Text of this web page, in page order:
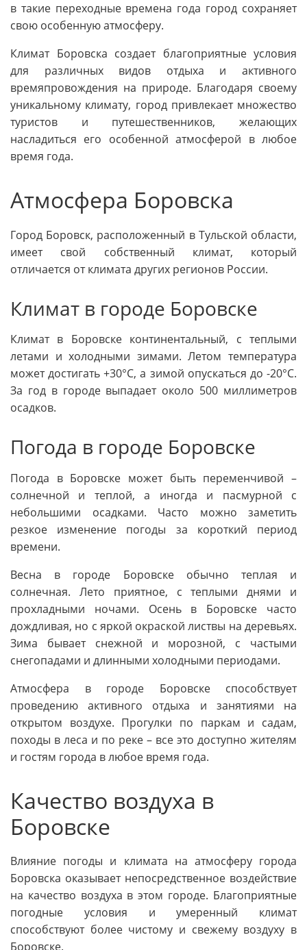
в такие переходные времена года город сохраняет
свою особенную атмосферу.
Климат Боровска создает благоприятные условия
для различных видов отдыха и активного
времяпровождения на природе. Благодаря своему
уникальному климату, город привлекает множество
туристов и путешественников, желающих
насладиться его особенной атмосферой в любое
время года.
Атмосфера Боровска
Город Боровск, расположенный в Тульской области,
имеет свой собственный климат, который
отличается от климата других регионов России.
Климат в городе Боровске
Климат в Боровске континентальный, с теплыми
летами и холодными зимами. Летом температура
может достигать +30°C, а зимой опускаться до -20°C.
За год в городе выпадает около 500 миллиметров
осадков.
Погода в городе Боровске
Погода в Боровске может быть переменчивой –
солнечной и теплой, а иногда и пасмурной с
небольшими осадками. Часто можно заметить
резкое изменение погоды за короткий период
времени.
Весна в городе Боровске обычно теплая и
солнечная. Лето приятное, с теплыми днями и
прохладными ночами. Осень в Боровске часто
дождливая, но с яркой окраской листвы на деревьях.
Зима бывает снежной и морозной, с частыми
снегопадами и длинными холодными периодами.
Атмосфера в городе Боровске способствует
проведению активного отдыха и занятиями на
открытом воздухе. Прогулки по паркам и садам,
походы в леса и по реке – все это доступно жителям
и гостям города в любое время года.
Качество воздуха в
Боровске
Влияние погоды и климата на атмосферу города
Боровска оказывает непосредственное воздействие
на качество воздуха в этом городе. Благоприятные
погодные условия и умеренный климат
способствуют более чистому и свежему воздуху в
Боровске.